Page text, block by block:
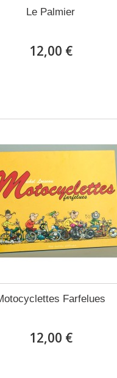
Le Palmier
12,00 €
Farfelues
12,00 €